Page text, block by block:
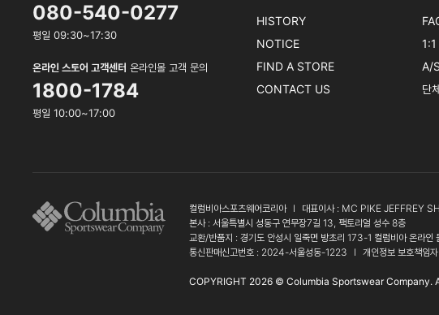
080-540-0277
평일 09:30~17:30
온라인 스토어 고객센터 온라인몰 고객 문의
1800-1784
평일 10:00~17:00
HISTORY
NOTICE
FIND A STORE
CONTACT US
A/
단
컬럼비아스포츠웨어코리아 l 대표이사 : MC PIKE JEFFREY
본사 : 서울특별시 성동구 연무장7길 13, 팩토리얼 성수 8층
교환/반품지 : 경기도 안성시 일죽면 방초리 173-1 컬럼비아 온라인
통신판매신고번호 : 2024-서울성동-1223
l 개인정보 보호책임
COPYRIGHT 2026 © Columbia Sportswear Company.